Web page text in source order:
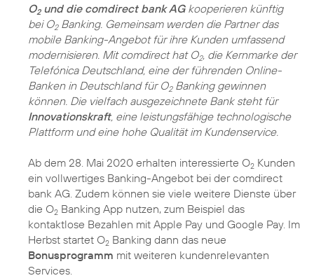
O2und die comdirect bank AGkooperieren künftig
bei O2Banking. Gemeinsam werden die Partner das
mobile Banking-Angebot für ihre Kunden umfassend
modernisieren. Mit comdirect hat O2, die Kernmarke der
Telefónica Deutschland, eine der führenden Online-
Banken in Deutschland für O2Banking gewinnen
können. Die vielfach ausgezeichnete Bank steht für
Innovationskraft, eine leistungsfähige technologische
Plattform und eine hohe Qualität im Kundenservice.
Ab dem 28. Mai 2020 erhalten interessierte O2 Kunden
ein vollwertiges Banking-Angebot bei der comdirect
bank AG. Zudem können sie viele weitere Dienste über
die O2 Banking App nutzen, zum Beispiel das
kontaktlose Bezahlen mit Apple Pay und Google Pay. Im
Herbst startet O2 Banking dann das neue
Bonusprogramm mit weiteren kundenrelevanten
Services.